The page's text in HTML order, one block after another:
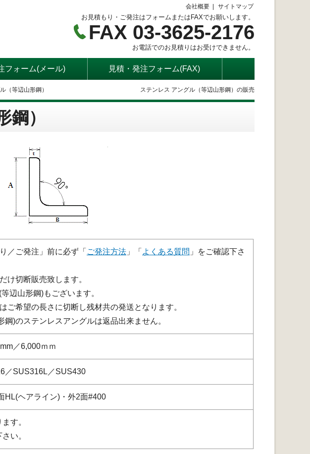
会社概要 サイトマップ
お見積もり・ご発注はフォームまたはFAXでお願いします。
FAX 03-3625-2176
お電話でのお見積りはお受けできません。
フォーム(メール) 見積・発注フォーム(FAX)
（等辺山形鋼） ステンレス アングル（等辺山形鋼）の販売
鋼）
／ご発注」前に必ず「 ご発注方法 」「 よくある質問 」をご確認下さ
け切断販売致します。
辺山形鋼)もございます。
ご希望の長さに切断し残材共の発送となります。
鋼)のステンレスアングルは返品出来ません。
／6,000ｍｍ
／SUS316L／SUS430
HL(ヘアライン)・外2面#400
す。
い。